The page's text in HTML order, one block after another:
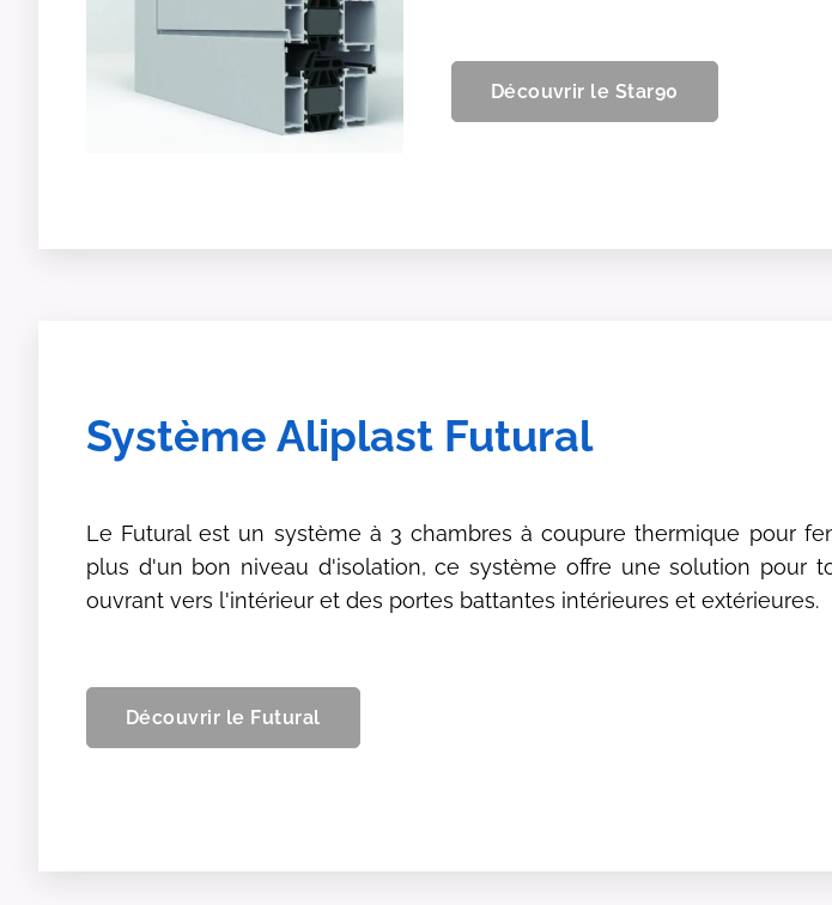
Découvrir le Star90
Système Aliplast Futural
Le Futural est un système à 3 chambres à coupure thermique pour
plus d'un bon niveau d'isolation, ce système offre une solution pour
ouvrant vers l'intérieur et des portes battantes intérieures et extérieures.
Découvrir le Futural